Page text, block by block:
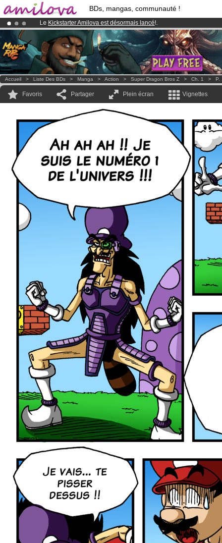
BDs, mangas, communauté !
Le Kickstarter Amilova est désormais lancé!.
Abonnement premium: à partir de3.95 eurospar mois !Clique ici
Déjà 100000membreset 1000BDs & Mangas!
Accueil > Liste Des BDs > Manga > Action > Super Dragon Bros Z > Ch. 1 > P.
Favoris Partager Plein écran Vignettes